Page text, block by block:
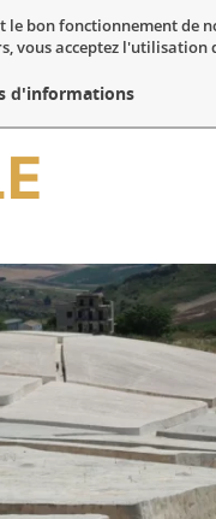
le bon fonctionnement de
vous acceptez l'utilisation
d'informations